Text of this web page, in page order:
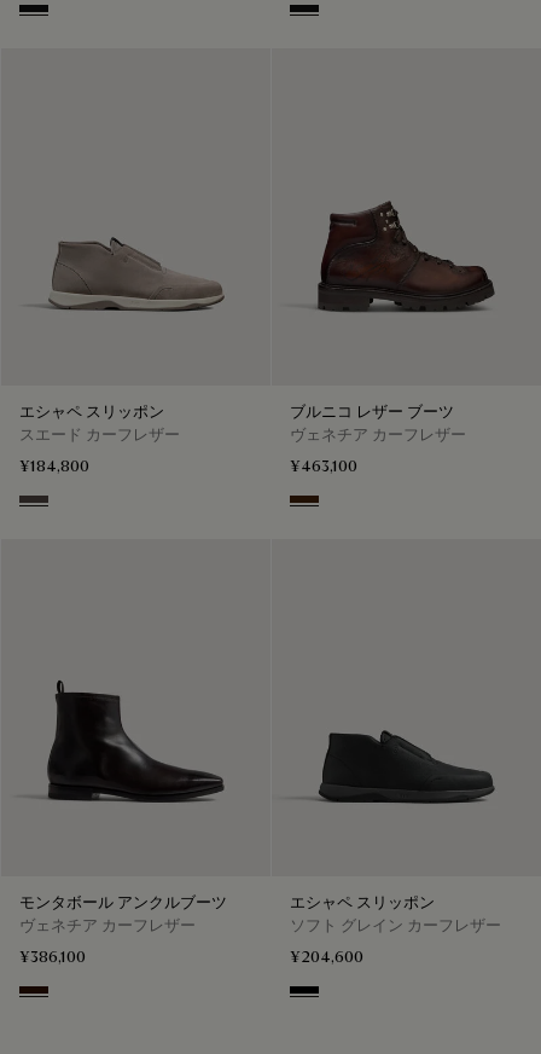
Nero Grigio Nero Grigio
エシャペ スリッポン
スエード カーフレザー
¥184,800
Grey
ブルニコ レザー ブーツ
ヴェネチア カーフレザー
¥463,100
Marrone Intenso
モンタボール アンクルブーツ
ヴェネチア カーフレザー
¥386,100
Fondant
エシャペ スリッポン
ソフト グレイン カーフレザー
¥204,600
Black